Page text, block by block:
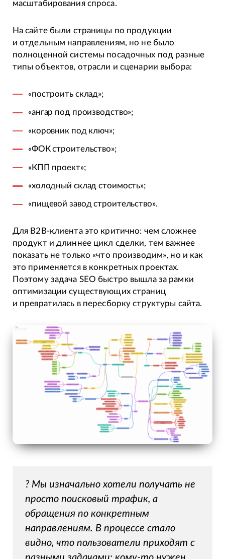
масштабирования спроса.
На сайте были страницы по продукции
и отдельным направлениям, но не было
полноценной системы посадочных под разные
типы объектов, отрасли и сценарии выбора:
«построить склад»;
«ангар под производство»;
«коровник под ключ»;
«ФОК строительство»;
«КПП проект»;
«холодный склад стоимость»;
«пищевой завод строительство».
Для B2B-клиента это критично: чем сложнее
продукт и длиннее цикл сделки, тем важнее
показать не только «что производим», но и как
это применяется в конкретных проектах.
Поэтому задача SEO быстро вышла за рамки
оптимизации существующих страниц
и превратилась в пересборку структуры сайта.
? Мы изначально хотели получать не
просто поисковый трафик, а
обращения по конкретным
направлениям. В процессе стало
видно, что пользователи приходят с